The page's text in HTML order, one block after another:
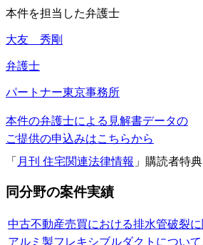
本件を担当した弁護士
大友 秀剛
弁護士
パートナー東京事務所
本件の弁護士による見解書データの
ご提供の申込みはこちらから
「 月刊 住宅関連法律情報 」購読者特
同分野の案件実績
中古不動産売買における排水管破裂
アルミ製フレキシブルダクトについ